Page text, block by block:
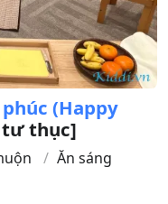
(Happy
thục]
Ăn sáng